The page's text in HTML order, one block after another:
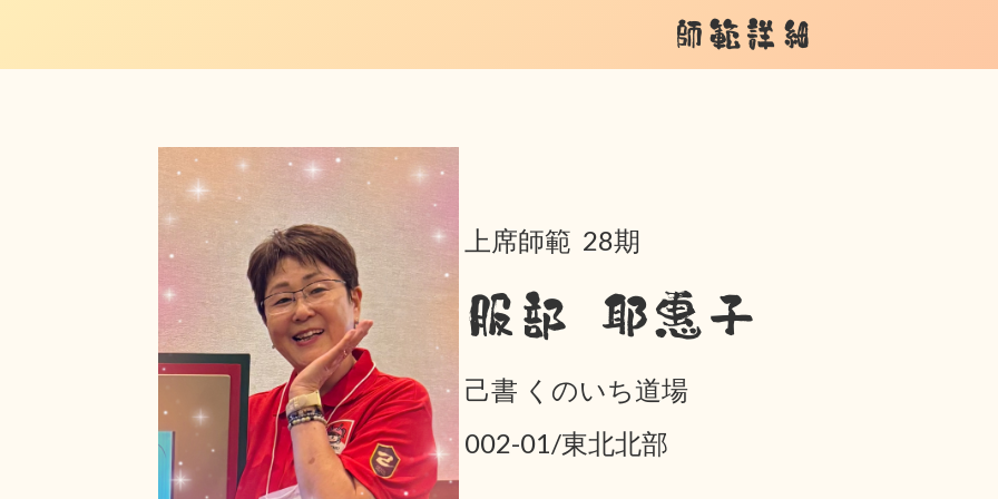
師範詳細
上席師範 28期
服部 耶惠子
己書 くのいち道場
002-01/東北北部